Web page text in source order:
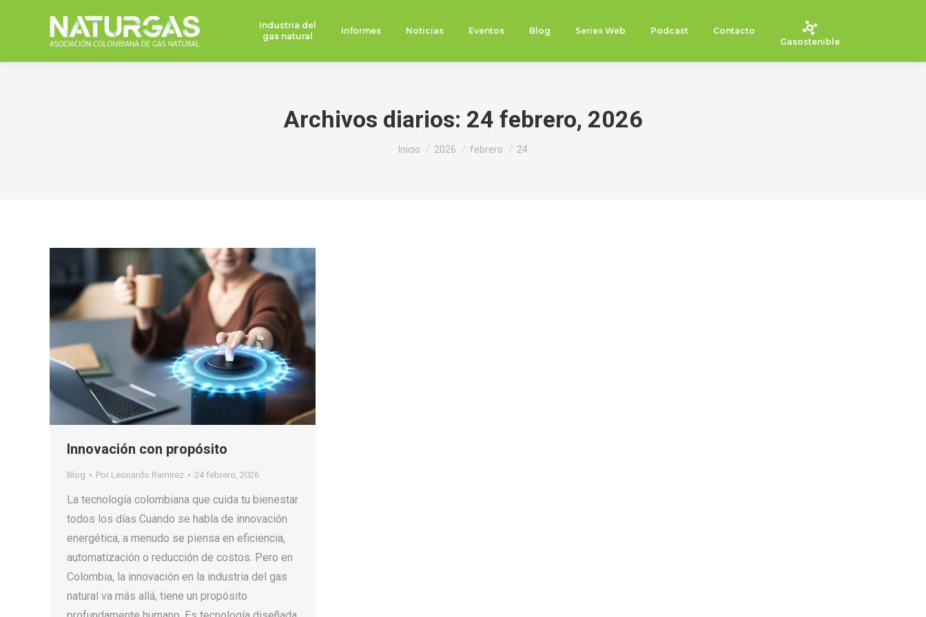
Industria del
gas natural
Informes Noticias Eventos Blog Series Web Podcast
Contacto
Gasostenible
Archivos diarios: 24 febrero, 2026
Estás aquí:
Inicio 2026 febrero 24
Innovación con propósito
Blog Por Leonardo Ramirez 24 febrero, 2026
La tecnología colombiana que cuida tu bienestar
todos los días Cuando se habla de innovación
energética, a menudo se piensa en eficiencia,
automatización o reducción de costos. Pero en
Colombia, la innovación en la industria del gas
natural va más allá, tiene un propósito